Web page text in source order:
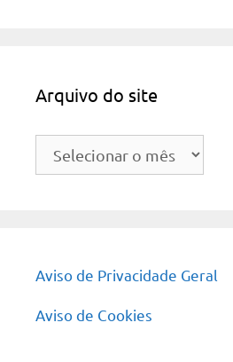
Arquivo do site
Arquivo
Aviso de Privacidade Geral
Aviso de Cookies